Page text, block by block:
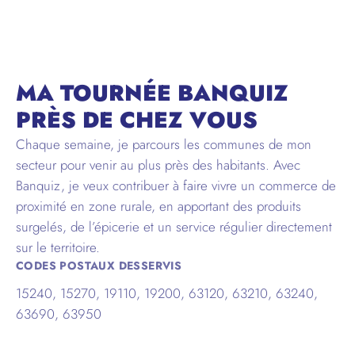
MA TOURNÉE BANQUIZ
PRÈS DE CHEZ VOUS
Chaque semaine, je parcours les communes de mon
secteur pour venir au plus près des habitants. Avec
Banquiz, je veux contribuer à faire vivre un commerce de
proximité en zone rurale, en apportant des produits
surgelés, de l’épicerie et un service régulier directement
sur le territoire.
CODES POSTAUX DESSERVIS
15240, 15270, 19110, 19200, 63120, 63210, 63240,
63690, 63950